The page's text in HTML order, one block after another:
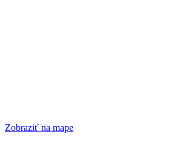
Zobraziť na mape